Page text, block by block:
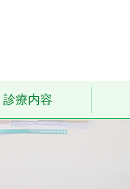
診療内容